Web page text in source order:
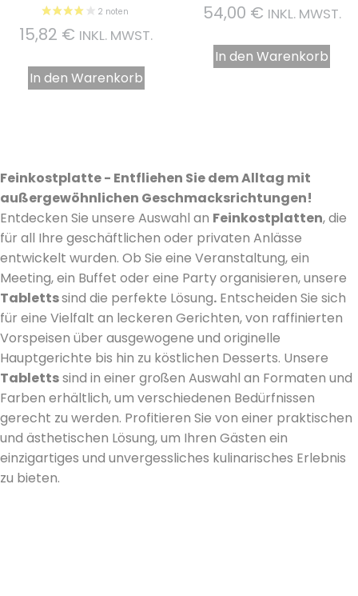
15,82 € INKL. MWST.
In den Warenkorb
54,00 € INKL. MWST.
In den Warenkorb
Feinkostplatte - Entfliehen Sie dem Alltag mit
außergewöhnlichen Geschmacksrichtungen!
Entdecken Sie unsere Auswahl an Feinkostplatten, die
für all Ihre geschäftlichen oder privaten Anlässe
entwickelt wurden. Ob Sie eine Veranstaltung, ein
Meeting, ein Buffet oder eine Party organisieren, unsere
Tablettssind die perfekte Lösung. Entscheiden Sie sich
für eine Vielfalt an leckeren Gerichten, von raffinierten
Vorspeisen über ausgewogene und originelle
Hauptgerichte bis hin zu köstlichen Desserts. Unsere
Tablettssind in einer großen Auswahl an Formaten und
Farben erhältlich, um verschiedenen Bedürfnissen
gerecht zu werden. Profitieren Sie von einer praktischen
und ästhetischen Lösung, um Ihren Gästen ein
einzigartiges und unvergessliches kulinarisches Erlebnis
zu bieten.